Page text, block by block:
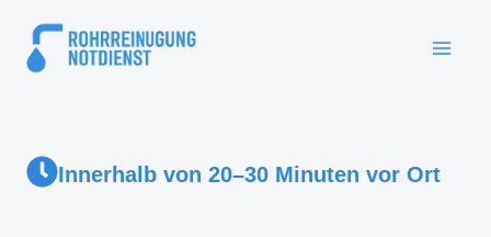
Innerhalb von 20–30 Minuten vor Ort